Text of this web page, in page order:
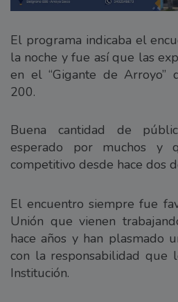
El programa indicaba el
la noche y fue así que las
en el “Gigante de Arroyo”
200.
Buena cantidad de
esperado por muchos y
competitivo desde hace dos
El encuentro siempre fue
Unión que vienen
hace años y han plasmado
con la responsabilidad que
Institución.